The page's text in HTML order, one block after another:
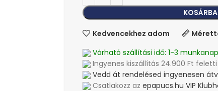
Kedvencekhez adom
Várható szállítási idő: 1-3
Ingyenes kiszállítás 24.900 Ft
Vedd át rendelésed ingyenesen
Csatlakozz az epapucs.hu VIP